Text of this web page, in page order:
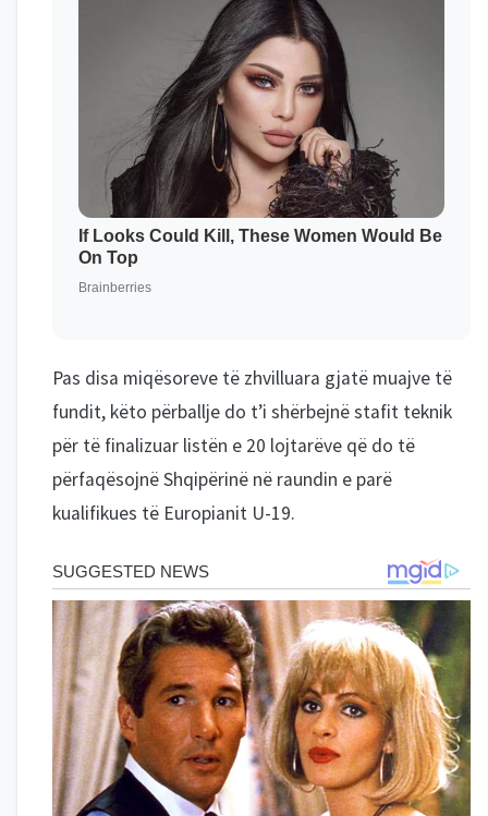
Pas disa miqësoreve të zhvilluara gjatë muajve të
fundit, këto përballje do t’i shërbejnë stafit teknik
për të finalizuar listën e 20 lojtarëve që do të
përfaqësojnë Shqipërinë në raundin e parë
kualifikues të Europianit U-19.